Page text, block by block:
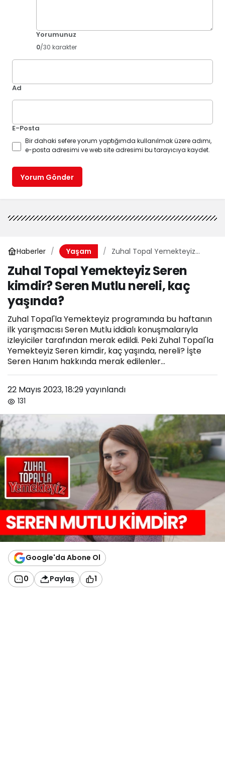
Yorumunuz
0/30 karakter
Ad
E-Posta
Bir dahaki sefere yorum yaptığımda kullanılmak üzere adımı,
e-posta adresimi ve web site adresimi bu tarayıcıya kaydet.
Yorum Gönder
Haberler Yaşam
Zuhal Topal Yemekteyiz
nereli, kaç yaşında?
Zuhal Topal Yemekteyiz Seren
kimdir? Seren Mutlu nereli, kaç
yaşında?
Zuhal Topal'la Yemekteyiz programında bu haftanın
ilk yarışmacısı Seren Mutlu iddialı konuşmalarıyla
izleyiciler tarafından merak edildi. Peki Zuhal Topal'la
Yemekteyiz Seren kimdir, kaç yaşında, nereli? İşte
Seren Hanım hakkında merak edilenler...
22 Mayıs 2023, 18:29yayınlandı
131
Google'da Abone Ol
0 Paylaş 1